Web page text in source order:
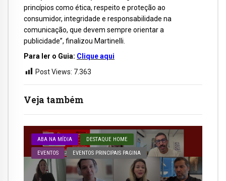
Veja também
ABA NA MÍDIA DESTAQUE HOME
EVENTOS EVENTOS PRINCIPAIS PAGINA
princípios como ética, respeito e proteção ao
consumidor, integridade e responsabilidade na
comunicação, que devem sempre orientar a
publicidade”, finalizou Martinelli.
Para ler o Guia: Clique aqui
Post Views: 7.363